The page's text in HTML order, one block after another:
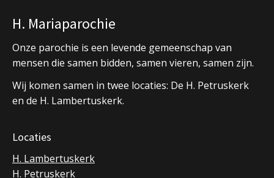
H. Mariaparochie
Onze parochie is een levende gemeenschap van
mensen die samen bidden, samen vieren, samen zijn.
Wij komen samen in twee locaties: De H. Petruskerk
en de H. Lambertuskerk.
Locaties
H. Lambertuskerk
H. Petruskerk